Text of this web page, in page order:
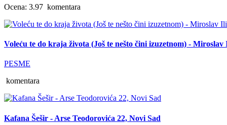
Ocena: 3.97 komentara
Voleću te do kraja života (Još te nešto čini izuzetnom) - Miroslav
PESME
komentara
Kafana Šešir - Arse Teodorovića 22, Novi Sad